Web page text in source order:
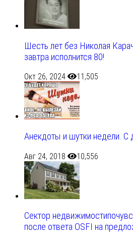
Шесть лет без Николая
завтра исполнится 80!
Окт 26, 2024 11,505
Анекдоты и шутки недели. С
Авг 24, 2018 10,556
Сектор
после ответа OSFI на